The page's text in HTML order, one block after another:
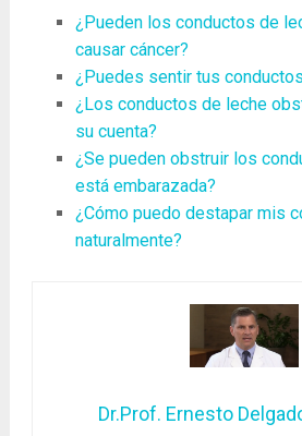
¿Pueden los conductos de
causar cáncer?
¿Puedes sentir tus
¿Los conductos de leche
su cuenta?
¿Se pueden obstruir los
está embarazada?
¿Cómo puedo destapar mis
naturalmente?
Dr.Prof. Ernesto